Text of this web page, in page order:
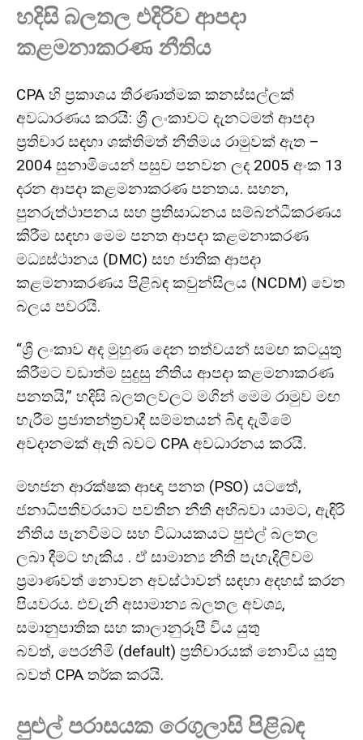
හදිසි බලතල එදිරිව ආපදා
කළමනාකරණ නීතිය
CPA හි ප්‍රකාශය තීරණාත්මක කනස්සල්ලක්
අවධාරණය කරයි: ශ්‍රී ලංකාවට දැනටමත් ආපදා
ප්‍රතිචාර සඳහා ශක්තිමත් නීතිමය රාමුවක් ඇත –
2004 සුනාමියෙන් පසුව පනවන ලද 2005 අංක 13
දරන ආපදා කළමනාකරණ පනතය. සහන,
පුනරුත්ථාපනය සහ ප්‍රතිසාධනය සම්බන්ධීකරණය
කිරීම සඳහා මෙම පනත ආපදා කළමනාකරණ
මධ්‍යස්ථානය (DMC) සහ ජාතික ආපදා
කළමනාකරණය පිළිබඳ කවුන්සිලය (NCDM) වෙත
බලය පවරයි.
“ශ්‍රී ලංකාව අද මුහුණ දෙන තත්වයන් සමඟ කටයුතු
කිරීමට වඩාත්ම සුදුසු නීතිය ආපදා කළමනාකරණ
පනතයි,” හදිසි බලතලවලට මගින් මෙම රාමුව මඟ
හැරීම ප්‍රජාතන්ත්‍රවාදී සම්මතයන් බිඳ දැමීමේ
අවදානමක් ඇති බවට CPA අවධාරනය කරයි.
මහජන ආරක්ෂක ආඥා පනත (PSO) යටතේ,
ජනාධිපතිවරයාට පවතින නීති අභිබවා යාමට, ඇඳිරි
නීතිය පැනවීමට සහ විධායකයට පුළුල් බලතල
ලබා දීමට හැකිය . ඒ සාමාන්‍ය නීති පැහැදිලිවම
ප්‍රමාණවත් නොවන අවස්ථාවන් සඳහා අදහස් කරන
පියවරය. එවැනි අසාමාන්‍ය බලතල අවශ්‍ය,
සමානුපාතික සහ කාලානුරූපී විය යුතු
බවත්, පෙරනිමි (default) ප්‍රතිචාරයක් නොවිය යුතු
බවත් CPA තර්ක කරයි.
පුළුල් පරාසයක රෙගුලාසි පිළිබඳ